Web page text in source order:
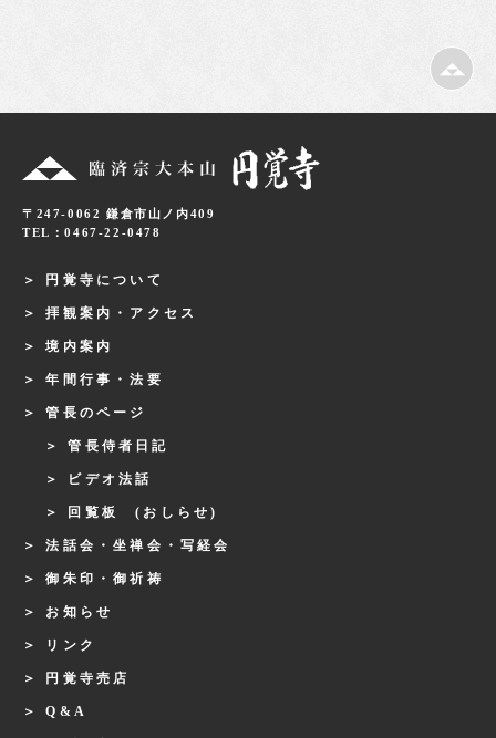
〒247-0062 鎌倉市山ノ内409
TEL：0467-22-0478
円覚寺について
拝観案内・アクセス
境内案内
年間行事・法要
管長のページ
管長侍者日記
ビデオ法話
回覧板 (おしらせ)
法話会・坐禅会・写経会
御朱印・御祈祷
お知らせ
リンク
円覚寺売店
Q&A